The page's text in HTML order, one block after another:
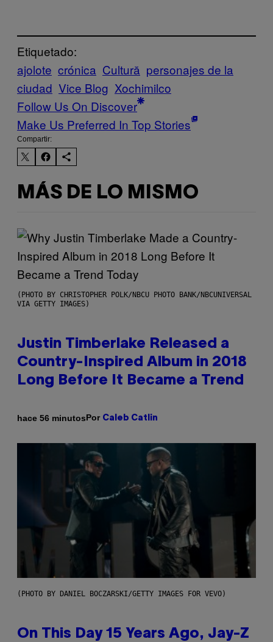
Etiquetado:
ajolote crónica Cultură personajes de la
ciudad Vice Blog Xochimilco
Follow Us On Discover
Make Us Preferred In Top Stories
Compartir:
MÁS DE LO MISMO
(PHOTO BY CHRISTOPHER POLK/NBCU PHOTO BANK/NBCUNIVERSAL
VIA GETTY IMAGES)
Justin Timberlake Released a
Country-Inspired Album in 2018
Long Before It Became a Trend
hace 56 minutosPor Caleb Catlin
(PHOTO BY DANIEL BOCZARSKI/GETTY IMAGES FOR VEVO)
On This Day 15 Years Ago, Jay-Z